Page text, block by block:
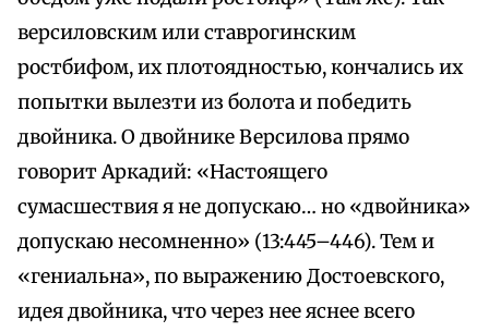
версиловским или ставрогинским
ростбифом, их плотоядностью, кончались их
попытки вылезти из болота и победить
двойника. О двойнике Версилова прямо
говорит Аркадий: «Настоящего
сумасшествия я не допускаю… но «двойника»
допускаю несомненно» (13:445–446). Тем и
«гениальна», по выражению Достоевского,
идея двойника, что через нее яснее всего